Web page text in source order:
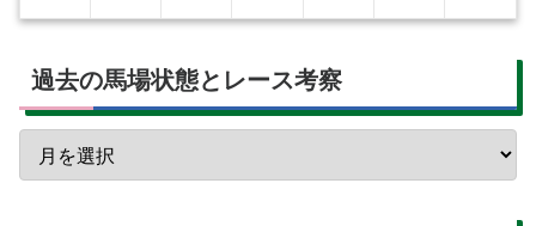
過去の馬場状態とレース考察